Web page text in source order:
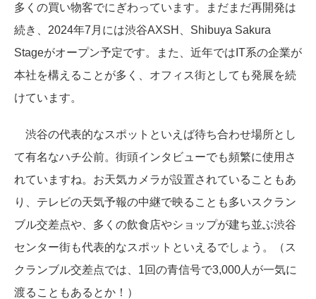
多くの買い物客でにぎわっています。まだまだ再開発は
続き、2024年7月には渋谷AXSH、 Shibuya Sakura
Stageがオープン予定です。
また、近年ではIT系の企業が
本社を構えることが多く、オフィス街としても発展を続
けています。
渋谷の代表的なスポットといえば待ち合わせ場所とし
て有名なハチ公前。街頭インタビューでも頻繁に使用さ
れていますね。お天気カメラが設置されていることもあ
り、テレビの天気予報の中継で映ることも多いスクラン
ブル交差点や、多くの飲食店やショップが建ち並ぶ渋谷
センター街も代表的なスポットといえるでしょう。（ス
クランブル交差点では、1回の青信号で3,000人が一気に
渡ることもあるとか！）